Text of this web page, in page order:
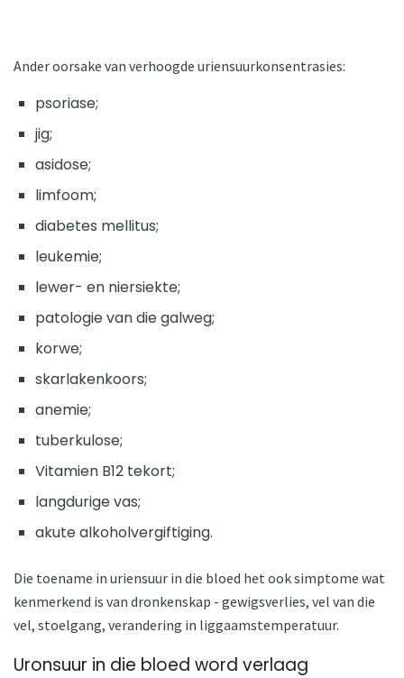
Ander oorsake van verhoogde uriensuurkonsentrasies:
psoriase;
jig;
asidose;
limfoom;
diabetes mellitus;
leukemie;
lewer- en niersiekte;
patologie van die galweg;
korwe;
skarlakenkoors;
anemie;
tuberkulose;
Vitamien B12 tekort;
langdurige vas;
akute alkoholvergiftiging.
Die toename in uriensuur in die bloed het ook simptome wat
kenmerkend is van dronkenskap - gewigsverlies, vel van die
vel, stoelgang, verandering in liggaamstemperatuur.
Uronsuur in die bloed word verlaag